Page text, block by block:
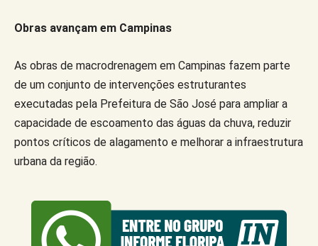
Obras avançam em Campinas
As obras de macrodrenagem em Campinas fazem parte
de um conjunto de intervenções estruturantes
executadas pela Prefeitura de São José para ampliar a
capacidade de escoamento das águas da chuva, reduzir
pontos críticos de alagamento e melhorar a infraestrutura
urbana da região.